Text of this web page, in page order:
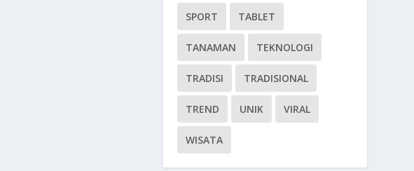
SPORT TABLET
TANAMAN TEKNOLOGI
TRADISI TRADISIONAL
TREND UNIK VIRAL
WISATA